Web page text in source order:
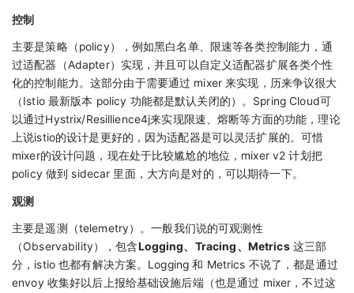
控制
主要是策略（policy），例如黑白名单、限速等各类控制能力，通
过适配器（Adapter）实现，并且可以自定义适配器扩展各类个性
化的控制能力。这部分由于需要通过 mixer 来实现，历来争议很大
（Istio 最新版本 policy 功能都是默认关闭的）。Spring Cloud可
以通过Hystrix/Resillience4j来实现限速、熔断等方面的功能，理论
上说istio的设计是更好的，因为适配器是可以灵活扩展的。可惜
mixer的设计问题，现在处于比较尴尬的地位，mixer v2 计划把
policy 做到 sidecar 里面，大方向是对的，可以期待一下。
观测
主要是遥测（telemetry）。一般我们说的可观测性
（Observability），包含Logging、Tracing、Metrics这三部
分，istio 也都有解决方案。Logging 和 Metrics 不说了，都是通过
envoy 收集好以后上报给基础设施后端（也是通过 mixer，不过这